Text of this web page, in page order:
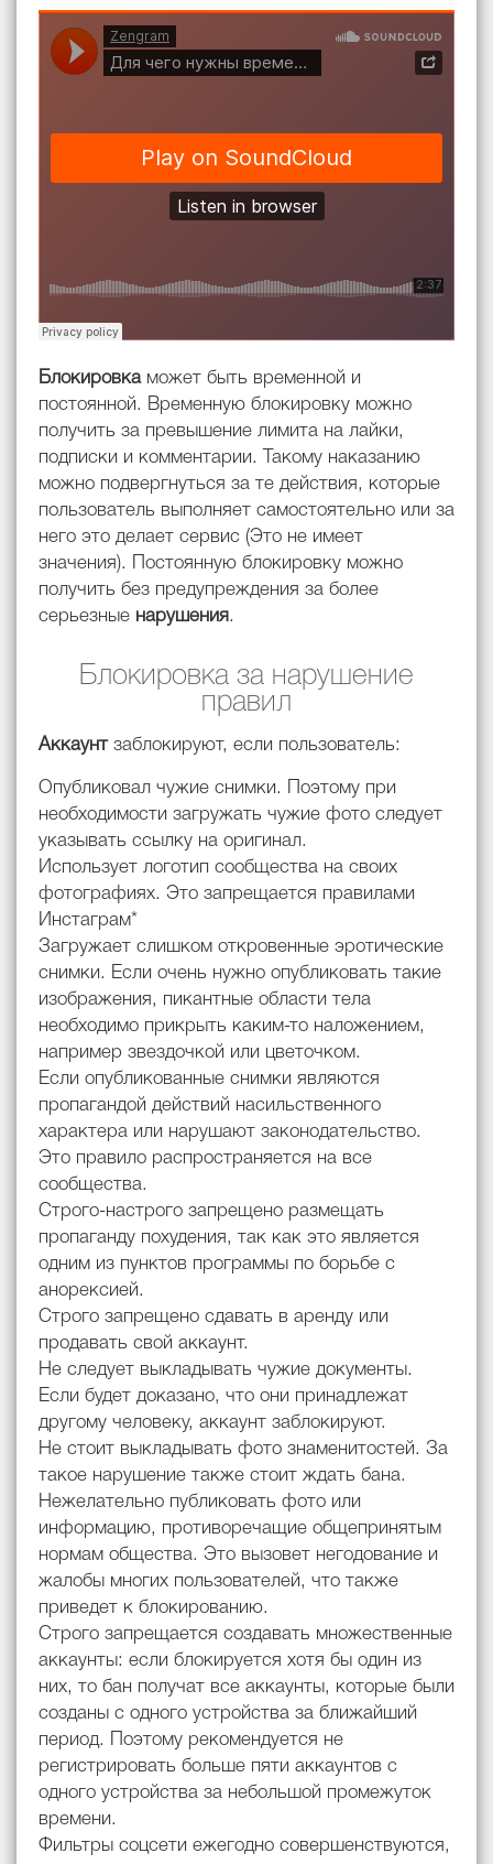
Блокировкаможет быть временной и
постоянной. Временную блокировку можно
получить за превышение лимита на лайки,
подписки и комментарии. Такому наказанию
можно подвергнуться за те действия, которые
пользователь выполняет самостоятельно или за
него это делает сервис (Это не имеет
значения). Постоянную блокировку можно
получить без предупреждения за более
серьезные нарушения.
Блокировка за нарушение
правил
Аккаунтзаблокируют, если пользователь:
Опубликовал чужие снимки. Поэтому при
необходимости загружать чужие фото следует
указывать ссылку на оригинал.
Использует логотип сообщества на своих
фотографиях. Это запрещается правилами
Инстаграм*
Загружает слишком откровенные эротические
снимки. Если очень нужно опубликовать такие
изображения, пикантные области тела
необходимо прикрыть каким-то наложением,
например звездочкой или цветочком.
Если опубликованные снимки являются
пропагандой действий насильственного
характера или нарушают законодательство.
Это правило распространяется на все
сообщества.
Строго-настрого запрещено размещать
пропаганду похудения, так как это является
одним из пунктов программы по борьбе с
анорексией.
Строго запрещено сдавать в аренду или
продавать свой аккаунт.
Не следует выкладывать чужие документы.
Если будет доказано, что они принадлежат
другому человеку, аккаунт заблокируют.
Не стоит выкладывать фото знаменитостей. За
такое нарушение также стоит ждать бана.
Нежелательно публиковать фото или
информацию, противоречащие общепринятым
нормам общества. Это вызовет негодование и
жалобы многих пользователей, что также
приведет к блокированию.
Строго запрещается создавать множественные
аккаунты: если блокируется хотя бы один из
них, то бан получат все аккаунты, которые были
созданы с одного устройства за ближайший
период. Поэтому рекомендуется не
регистрировать больше пяти аккаунтов с
одного устройства за небольшой промежуток
времени.
Фильтры соцсети ежегодно совершенствуются,